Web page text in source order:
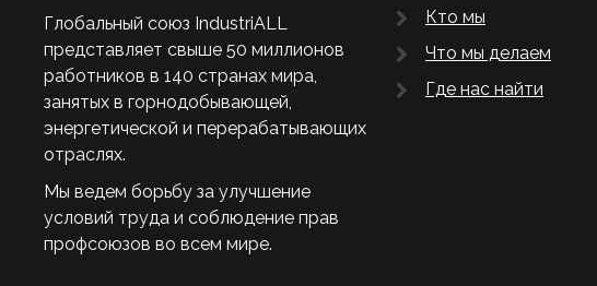
Глобальный союз IndustriALL
представляет свыше 50 миллионов
работников в 140 странах мира,
занятых в горнодобывающей,
энергетической и перерабатывающих
отраслях.
Мы ведем борьбу за улучшение
условий труда и соблюдение прав
профсоюзов во всем мире.
Кто мы
Что мы делаем
Где нас найти